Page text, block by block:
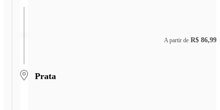
Prata
A partir de R$ 86,99